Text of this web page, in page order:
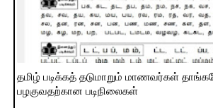
தமிழ் படிக்கத் தடுமாறும் மாணவர்கள்
பழகுவதற்கான படிநிலைகள்